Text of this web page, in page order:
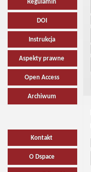
Regulamin
DOI
Instrukcja
Aspekty prawne
Open Access
Archiwum
Kontakt
O Dspace